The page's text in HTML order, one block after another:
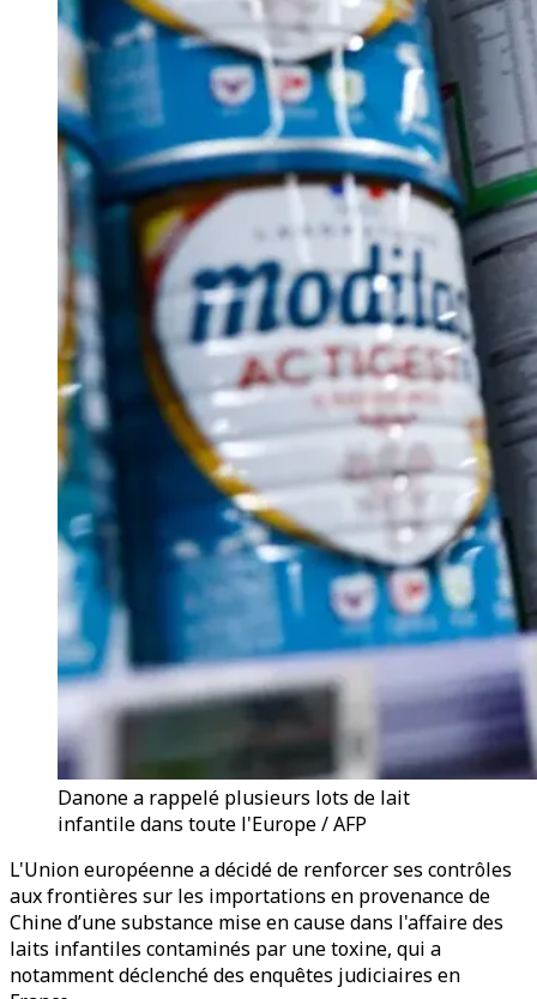
Danone a rappelé plusieurs lots de lait
infantile dans toute l'Europe / AFP
L'Union européenne a décidé de renforcer ses contrôles
aux frontières sur les importations en provenance de
Chine d’une substance mise en cause dans l'affaire des
laits infantiles contaminés par une toxine, qui a
notamment déclenché des enquêtes judiciaires en